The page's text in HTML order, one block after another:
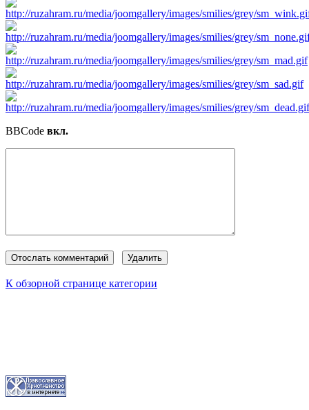
BBCode вкл.
К обзорной странице категории